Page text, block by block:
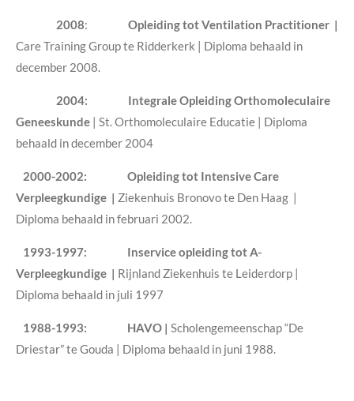
2008: Opleiding tot Ventilation Practitioner |
Care Training Group te Ridderkerk | Diploma behaald in
december 2008.
2004:
Integrale Opleiding Orthomoleculaire
Geneeskunde | St. Orthomoleculaire Educatie | Diploma
behaald in december 2004
2000-2002:
Opleiding tot Intensive Care
Verpleegkundige | Ziekenhuis Bronovo te Den Haag |
Diploma behaald in februari 2002.
1993-1997:
Inservice opleiding tot A-
Verpleegkundige | Rijnland Ziekenhuis te Leiderdorp |
Diploma behaald in juli 1997
1988-1993: HAVO | Scholengemeenschap “De
Driestar” te Gouda | Diploma behaald in juni 1988.